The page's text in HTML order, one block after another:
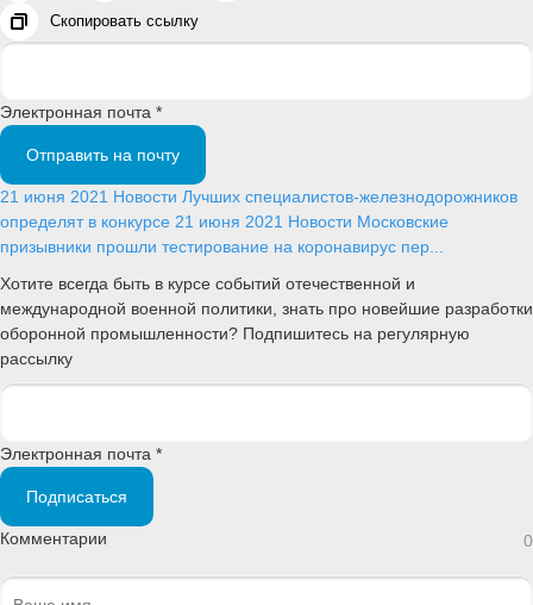
Скопировать ссылку
Электронная почта *
Отправить на почту
21 июня 2021 Новости Лучших специалистов-железнодорожников
определят в конкурсе 21 июня 2021 Новости Московские
призывники прошли тестирование на коронавирус пер...
Хотите всегда быть в курсе событий отечественной и
международной военной политики, знать про новейшие разработки
оборонной промышленности? Подпишитесь на регулярную
рассылку
Электронная почта *
Подписаться
Комментарии 0